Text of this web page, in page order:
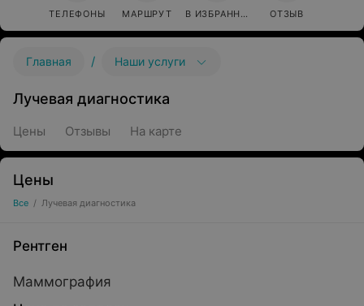
ТЕЛЕФОНЫ МАРШРУТ В ИЗБРАННОЕ ОТЗЫВ
Главная / Наши услуги
Лучевая диагностика
Цены Отзывы На карте
Цены
Все / Лучевая диагностика
Рентген
Маммография